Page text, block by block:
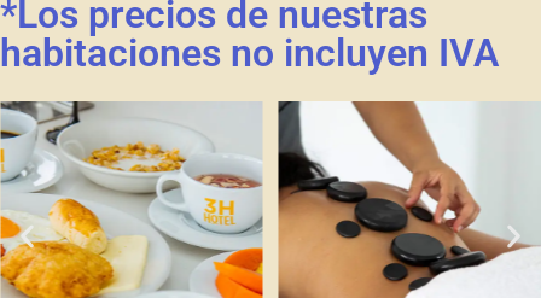
*Los precios de nuestras
habitaciones no incluyen IVA